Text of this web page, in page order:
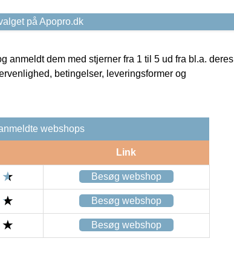
på Apopro.dk
dem med stjerner fra 1 til 5 ud fra bl.a. deres
betingelser, leveringsformer og
webshops
Link
Besøg webshop
Besøg webshop
Besøg webshop